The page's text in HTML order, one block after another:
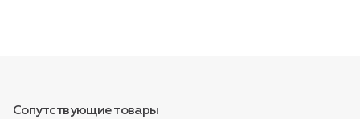
Сопутствующие товары